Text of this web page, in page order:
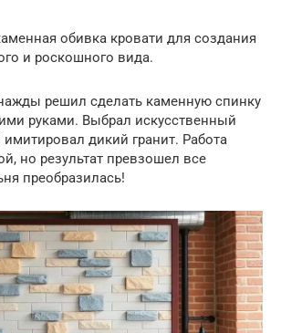
обивка кровати для создания
и роскошного вида.
решил сделать каменную спинку
руками. Выбрал искусственный
дикий гранит. Работа
но результат превзошел все
преобразилась!